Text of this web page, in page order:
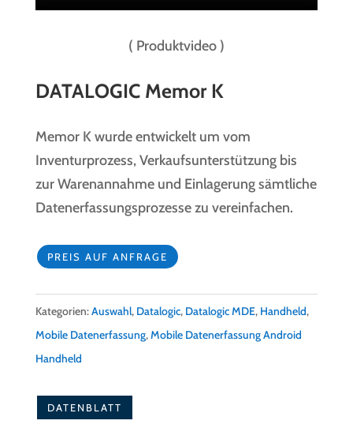
( Produktvideo )
DATALOGIC Memor K
Memor K wurde entwickelt um vom
Inventurprozess, Verkaufsunterstützung bis
zur Warenannahme und Einlagerung sämtliche
Datenerfassungsprozesse zu vereinfachen.
PREIS AUF ANFRAGE
Kategorien:Auswahl, Datalogic, Datalogic MDE, Handheld,
Mobile Datenerfassung,Mobile Datenerfassung Android
Handheld
DATENBLATT